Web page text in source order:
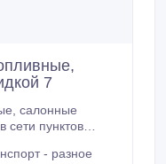
7
бесплатно.
- разное